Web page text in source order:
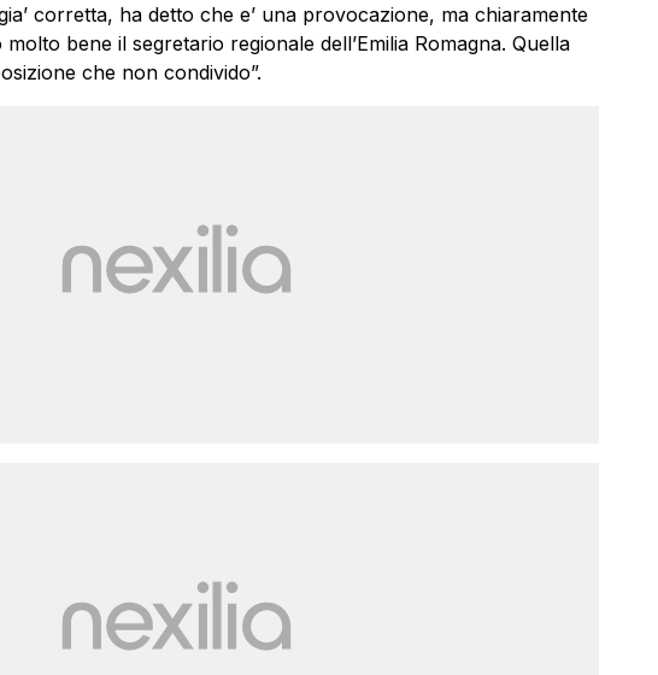
corretta, ha detto che e’ una provocazione, ma chiaramente
molto bene il segretario regionale dell’Emilia Romagna. Quella
che non condivido”.